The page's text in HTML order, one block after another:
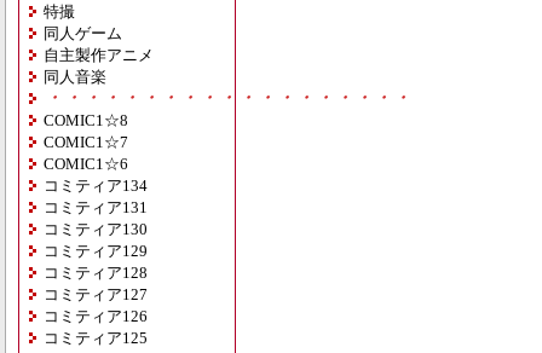
特撮
同人ゲーム
自主製作アニメ
同人音楽
・・・・・・・・・・・・・・・・・・・
COMIC1☆8
COMIC1☆7
COMIC1☆6
コミティア134
コミティア131
コミティア130
コミティア129
コミティア128
コミティア127
コミティア126
コミティア125